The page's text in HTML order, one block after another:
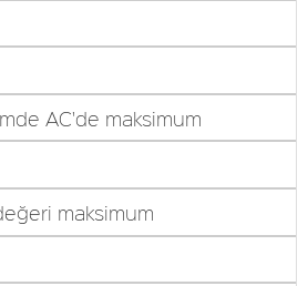
AC'de maksimum
maksimum